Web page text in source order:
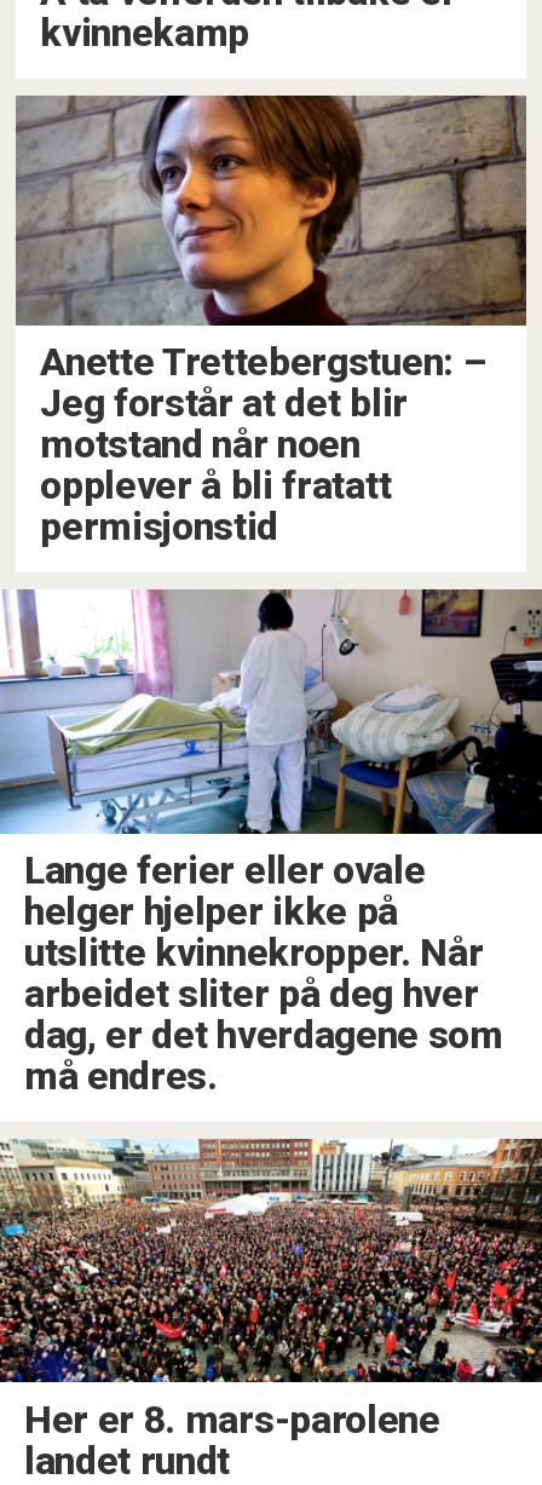
kvinnekamp
Anette Trettebergstuen: –⁠
Jeg forstår at det blir
motstand når noen
opplever å bli fratatt
permisjonstid
Lange ferier eller ovale
helger hjelper ikke på
utslitte kvinnekropper. Når
arbeidet sliter på deg hver
dag, er det hverdagene som
må endres.
Her er 8. mars-parolene
landet rundt